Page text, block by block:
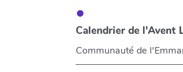
Calendrier de l'Avent
Communauté de